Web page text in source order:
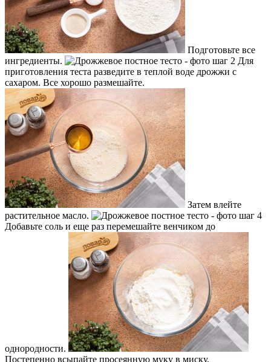
Подготовьте все
ингредиенты.
Для
приготовления теста разведите в теплой воде дрожжи с
сахаром. Все хорошо размешайте.
Затем влейте
растительное масло.
Добавьте соль и еще раз перемешайте венчиком до
однородности.
Постепенно всыпайте просеянную муку в миску.